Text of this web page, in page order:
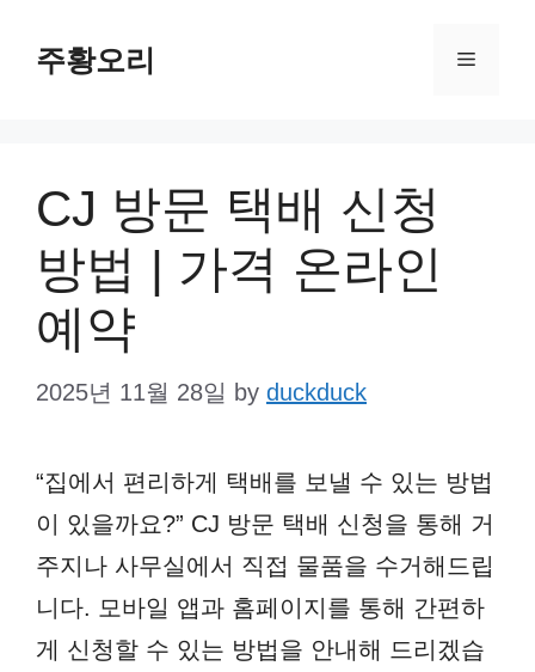
주황오리 Menu
CJ 방문 택배 신청
방법 | 가격 온라인
예약
2025년 11월 28일 by duckduck
“집에서 편리하게 택배를 보낼 수 있는 방법
이 있을까요?” CJ 방문 택배 신청을 통해 거
주지나 사무실에서 직접 물품을 수거해드립
니다. 모바일 앱과 홈페이지를 통해 간편하
게 신청할 수 있는 방법을 안내해 드리겠습